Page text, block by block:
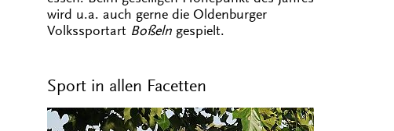
wird u.a. auch gerne die Oldenburger
Volkssportart Boßeln gespielt.
Sport in allen Facetten